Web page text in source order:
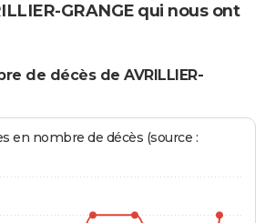
GRANGE qui nous ont
de décès de AVRILLIER-
en nombre de décès (source :